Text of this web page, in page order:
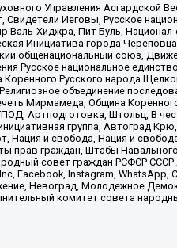
Управления Асгардской
Иеговы, Русское
Хиджра, Пит Буль, Национал-
Инициатива города
общенациональный союз,
Русское национальное
Русского народа
объединение
Мирмамеда, Община
Артподготовка, Штольц, В
группа, Автоград
Нация и свобода, Нация и
граждан, Штабы
совет граждан РСФСР
Facebook, Instagram,
Невоград, Молодежное
комитет совета